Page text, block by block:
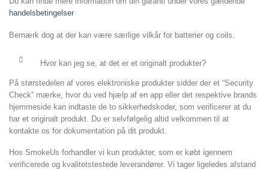
handelsbetingelser
Bemærk dog at der kan være særlige vilkår for batterier og coils.
Hvor kan jeg se, at det er et originalt produkter?
På størstedelen af vores elektroniske produkter sidder der et “Security
Check” mærke, hvor du ved hjælp af en app eller det respektive brands
hjemmeside kan indtaste de to sikkerhedskoder, som verificerer at du
har et originalt produkt. Du er selvfølgelig altid velkommen til at
kontakte os for dokumentation på dit produkt.
Hos SmokeUs forhandler vi kun produkter, som er købt igennem
verificerede og kvalitetstestede leverandører. Vi tager ligeledes afstand